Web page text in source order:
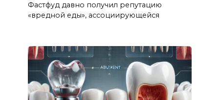
Фастфуд давно получил репутацию
«вредной еды», ассоциирующейся